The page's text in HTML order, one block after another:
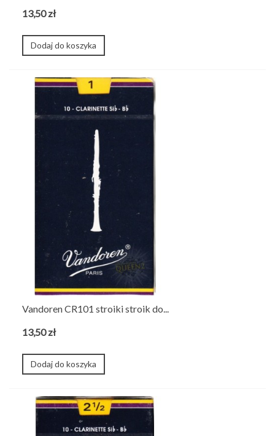
13,50 zł
Dodaj do koszyka
Vandoren CR101 stroiki stroik do...
13,50 zł
Dodaj do koszyka